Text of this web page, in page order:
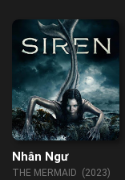
Nhân Ngư
THE MERMAID (2023)